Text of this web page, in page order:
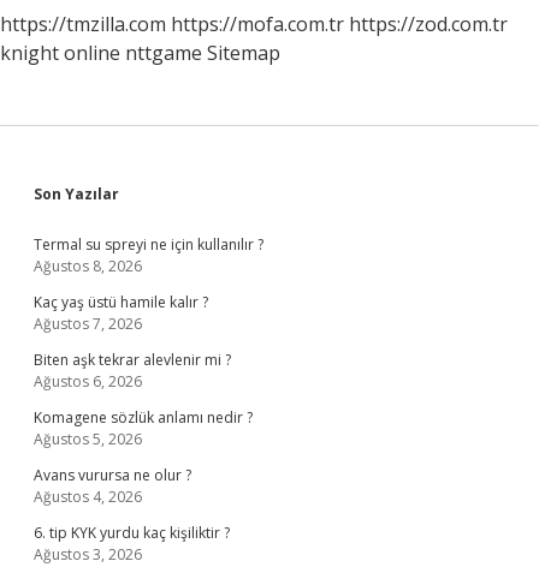
https://tmzilla.com https://mofa.com.tr https://zod.com.tr
knight online nttgame Sitemap
Sidebar
Son Yazılar
Termal su spreyi ne için kullanılır ?
Ağustos 8, 2026
Kaç yaş üstü hamile kalır ?
Ağustos 7, 2026
Biten aşk tekrar alevlenir mi ?
Ağustos 6, 2026
Komagene sözlük anlamı nedir ?
Ağustos 5, 2026
Avans vurursa ne olur ?
Ağustos 4, 2026
6. tip KYK yurdu kaç kişiliktir ?
Ağustos 3, 2026